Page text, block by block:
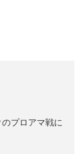
プロアマ戦に